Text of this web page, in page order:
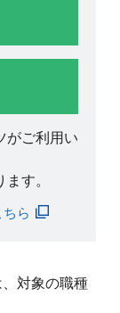
がご利用い
す。
ら
対象の職種